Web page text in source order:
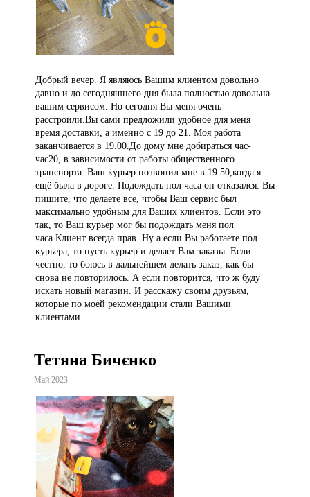
Добрый вечер. Я являюсь Вашим клиентом довольно
давно и до сегодняшнего дня была полностью довольна
вашим сервисом. Но сегодня Вы меня очень
расстроили.Вы сами предложили удобное для меня
время доставки, а именно с 19 до 21. Моя работа
заканчивается в 19.00.До дому мне добираться час-
час20, в зависимости от работы общественного
транспорта. Ваш курьер позвонил мне в 19.50,когда я
ещё была в дороге. Подождать пол часа он отказался. Вы
пишите, что делаете все, чтобы Ваш сервис был
максимально удобным для Ваших клиентов. Если это
так, то Ваш курьер мог бы подождать меня пол
часа.Клиент всегда прав. Ну а если Вы работаете под
курьера, то пусть курьер и делает Вам заказы. Если
честно, то боюсь в дальнейшем делать заказ, как бы
снова не повторилось. А если повторится, что ж буду
искать новый магазин. И расскажу своим друзьям,
которые по моей рекомендации стали Вашими
клиентами.
Тетяна Бичєнко
Май 2023